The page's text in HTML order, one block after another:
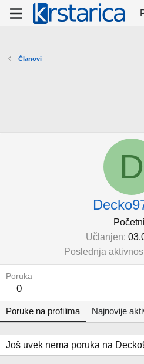
Članovi
D
Učlanjen
Poslednja
Poruka
0
Poruke na profilima Najnovije
Još uvek nema poruka na